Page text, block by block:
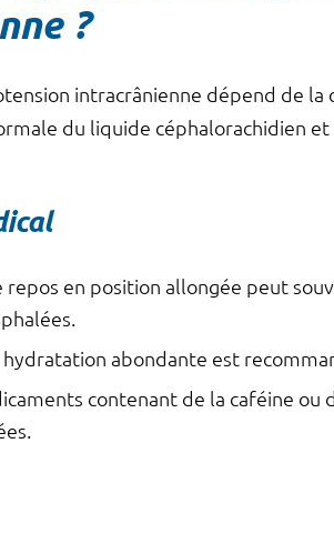
?
intracrânienne dépend de
du liquide céphalorachidien
repos en position allongée peut
hydratation abondante est
contenant de la caféine